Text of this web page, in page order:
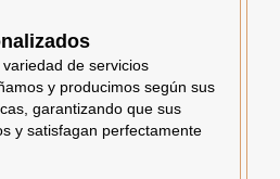
de servicios
y producimos según sus
garantizando que sus
y satisfagan perfectamente